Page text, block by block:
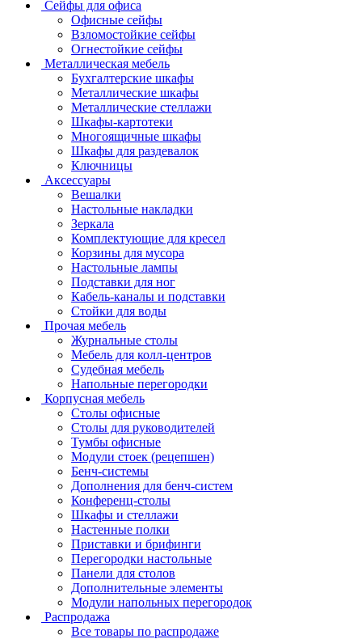
Сейфы для офиса
Офисные сейфы
Взломостойкие сейфы
Огнестойкие сейфы
Металлическая мебель
Бухгалтерские шкафы
Металлические шкафы
Металлические стеллажи
Шкафы-картотеки
Многоящичные шкафы
Шкафы для раздевалок
Ключницы
Аксессуары
Вешалки
Настольные накладки
Зеркала
Комплектующие для кресел
Корзины для мусора
Настольные лампы
Подставки для ног
Кабель-каналы и подставки
Стойки для воды
Прочая мебель
Журнальные столы
Мебель для колл-центров
Судебная мебель
Напольные перегородки
Корпусная мебель
Столы офисные
Столы для руководителей
Тумбы офисные
Модули стоек (рецепшен)
Бенч-системы
Дополнения для бенч-систем
Конференц-столы
Шкафы и стеллажи
Настенные полки
Приставки и брифинги
Перегородки настольные
Панели для столов
Дополнительные элементы
Модули напольных перегородок
Распродажа
Все товары по распродаже